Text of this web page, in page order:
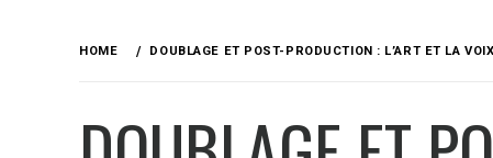
HOME DOUBLAGE ET POST-PRODUCTION : L’ART ET LA